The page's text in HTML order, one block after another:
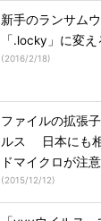
新手のランサム
「.locky」に変え
(2016/2/18)
ファイルの拡張
ルス 日本にも
ドマイクロが注
(2015/12/12)